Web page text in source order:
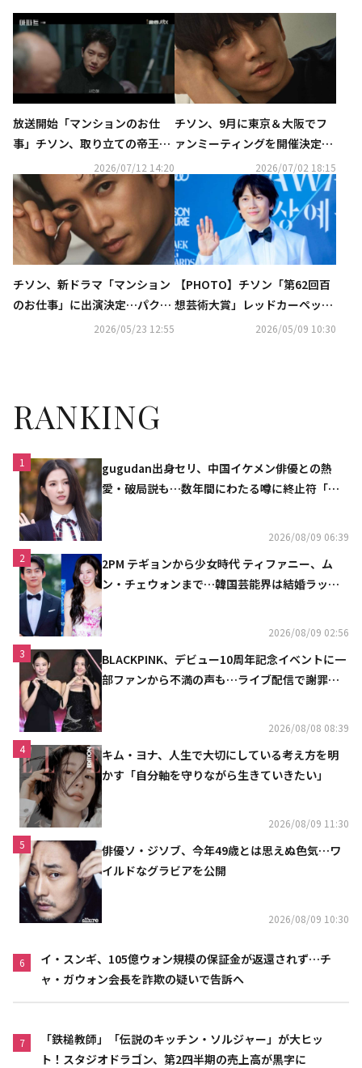
放送開始「マンションのお仕
事」チソン、取り立ての帝王と
してカメレオンのような表情を
披露【ネタバレあり】
2026/07/12 14:20
チソン、9月に東京＆大阪でフ
ァンミーティングを開催決定！
ゲスト出演も発表2026/07/02 18:15
チソン、新ドラマ「マンション
のお仕事」に出演決定…パク・
ビョンウン＆ムン・ソリらと共
2026/05/23 12:55
【PHOTO】チソン「第62回百
想芸術大賞」レッドカーペット
2026/05/09 10:30
RANKING
1
gugudan出身セリ、中国イケメン俳優との熱
愛・破局説も…数年間にわたる噂に終止符「邪
2026/08/09 06:39
2
2PM テギョンから少女時代 ティファニー、ム
ン・チェウォンまで…韓国芸能界は結婚ラッシ
2026/08/09 02:56
3
BLACKPINK、デビュー10周年記念イベントに一
部ファンから不満の声も…ライブ配信で謝罪
2026/08/08 08:39
4
キム・ヨナ、人生で大切にしている考え方を明
かす「自分軸を守りながら生きていきたい」
2026/08/09 11:30
5
俳優ソ・ジソブ、今年49歳とは思えぬ色気…ワ
イルドなグラビアを公開
2026/08/09 10:30
6
イ・スンギ、105億ウォン規模の保証金が返還されず…チ
ャ・ガウォン会長を詐欺の疑いで告訴へ
7
「鉄槌教師」「伝説のキッチン・ソルジャー」が大ヒッ
ト！スタジオドラゴン、第2四半期の売上高が黒字に